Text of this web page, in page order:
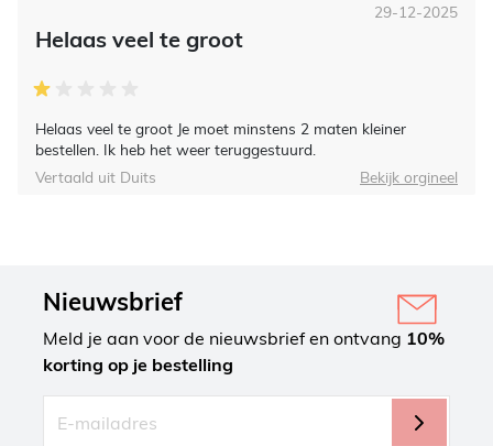
Helaas veel te groot
Helaas veel te groot Je moet minstens 2 maten kleiner
bestellen. Ik heb het weer teruggestuurd.
29-12-2025
Vertaald uit Duits Bekijk orgineel
Nieuwsbrief
Meld je aan voor de nieuwsbrief en ontvang 10%
korting op je bestelling